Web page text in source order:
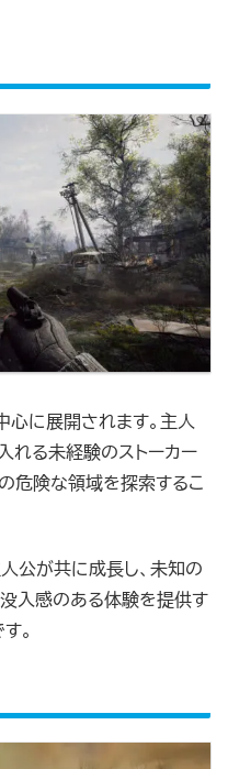
に展開されます。主人
れる未経験のストーカー
危険な領域を探索するこ
公が共に成長し、未知の
入感のある体験を提供す
。